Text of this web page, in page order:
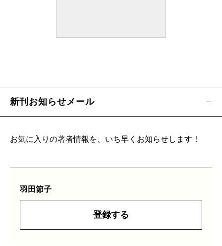
新刊お知らせメール
お気に入りの著者情報を、いち早くお知らせします！
羽田節子
登録する